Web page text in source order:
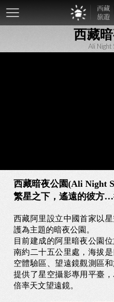
西藏
Ali Night
西藏暗夜公園(Ali Night
繁星之下，遙遠的彼方
西藏阿里設立中國首家以
護為主題的暗夜公園。
目前建成的阿里暗夜公園
南約二十五公里處，海拔
空體驗區、望遠鏡觀測區
提供了星空攝影專用平臺
倍率天文望遠鏡。